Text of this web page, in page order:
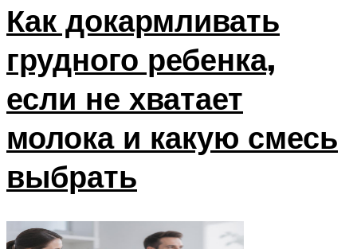
Как докармливать
грудного ребенка,
если не хватает
молока и какую смесь
выбрать